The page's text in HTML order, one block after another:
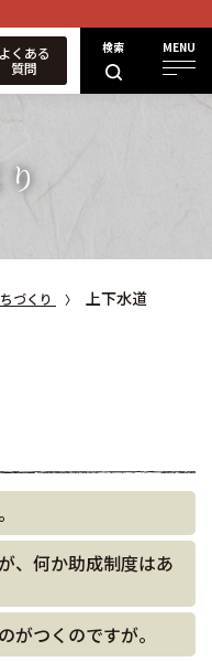
検索 MENU
よくある
質問
づくり 上下水道
、何か助成制度はあ
がつくのですが。